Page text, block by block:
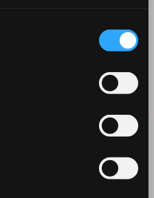
cookies. Więcej:
Polityka